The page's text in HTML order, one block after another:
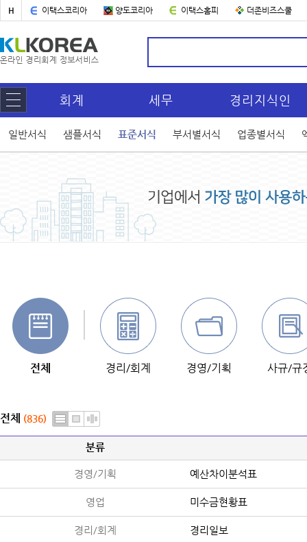
H 이택스코리아 양도코리아 이택스홈피 더존비즈스쿨
회계 세무 경리지식인
일반서식 샘플서식 표준서식 부서별서식 업종별서식
전체 경리/회계 경영/기획 사규/규
전체 (836)
분류
경영/기획 예산차이분석표
영업 미수금현황표
경리/회계 경리일보